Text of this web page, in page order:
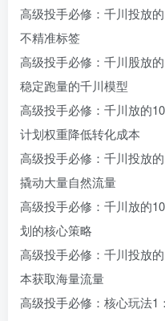
高级投手必修：千川投放
不精准标签
高级投手必修：千川股放
稳定跑量的千川模型
高级投手必修：千川放的
计划权重降低转化成本
高级投手必修：千川投放
撬动大量自然流量
高级投手必修：千川放的
划的核心策略
高级投手必修：千川投放
本获取海量流量
高级投手必修：核心玩法1